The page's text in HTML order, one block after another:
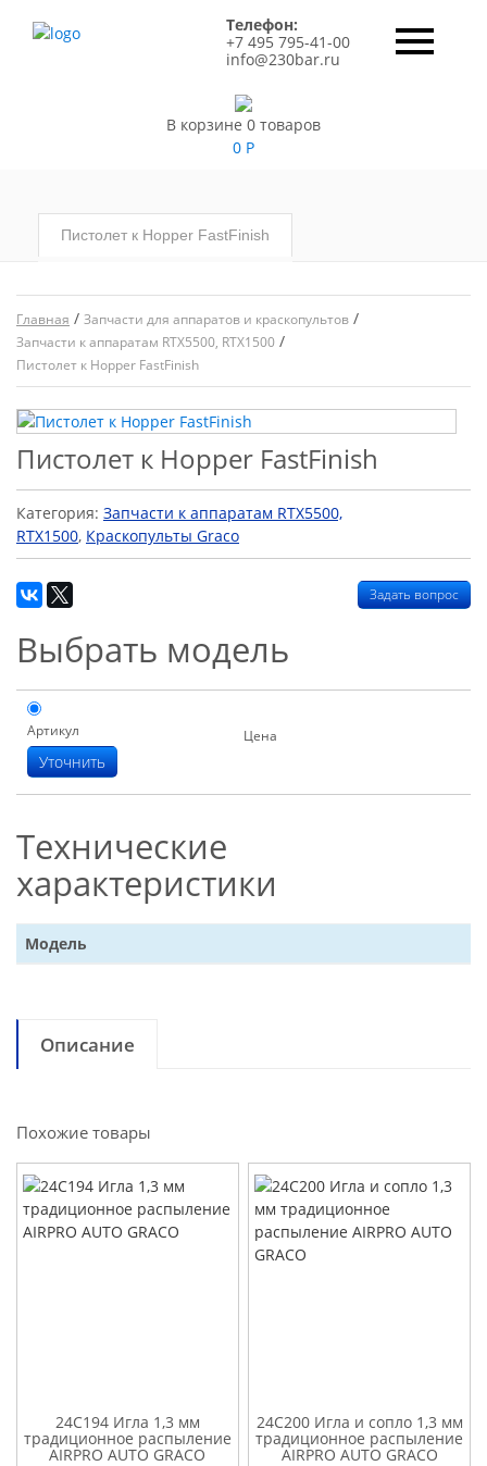
Телефон:
+7 495 795-41-00
info@230bar.ru
В корзине 0 товаров
0 Р
Пистолет к Hopper FastFinish
Главная / Запчасти для аппаратов и краскопультов /
Запчасти к аппаратам RTX5500, RTX1500 /
Пистолет к Hopper FastFinish
Пистолет к Hopper FastFinish
Категория: Запчасти к аппаратам RTX5500,
RTX1500, Краскопульты Graco
Задать вопрос
Выбрать модель
Артикул Цена
Уточнить
Технические
характеристики
Модель
Описание
Похожие товары
24C194 Игла 1,3 мм
традиционное распыление
AIRPRO AUTO GRACO
24C200 Игла и сопло 1,3 мм
традиционное распыление
AIRPRO AUTO GRACO